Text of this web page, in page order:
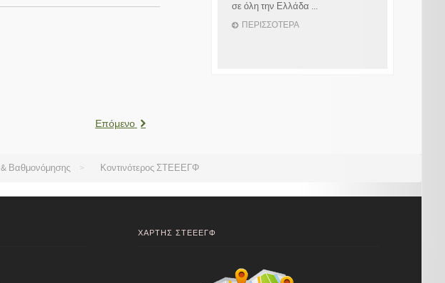
Επόμενο
σε όλη την Ελλάδα ...
ΠΕΡΙΣΣΌΤΕΡΑ
& Βαθμονόμησης > Κοντινότερος ΣΤΕΕΕΓΦ
ΧΑΡΤΗΣ ΣΤΕΕΕΓΦ